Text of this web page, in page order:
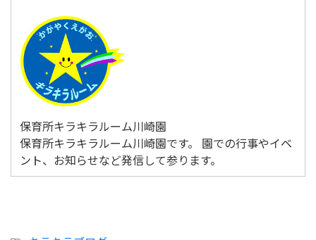
保育所キラキラルーム川崎園
保育所キラキラルーム川崎園です。 園での行事やイベ
ント、お知らせなど発信して参ります。